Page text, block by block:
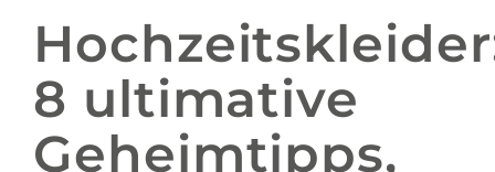
ANGEBOT
ÜBER UNS
8 ultimative
Geheimtipps,